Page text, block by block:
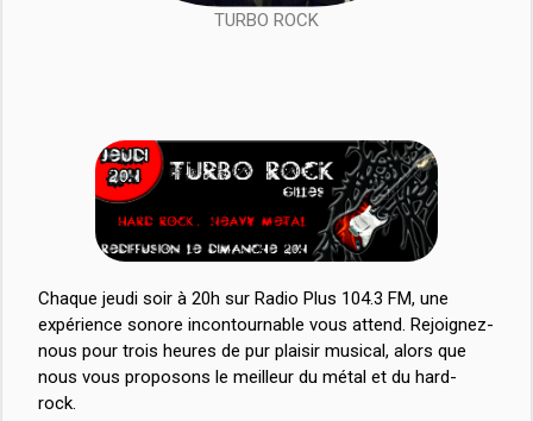
TURBO ROCK
Chaque jeudi soir à 20h sur Radio Plus 104.3 FM, une
expérience sonore incontournable vous attend. Rejoignez-
nous pour trois heures de pur plaisir musical, alors que
nous vous proposons le meilleur du métal et du hard-
rock.